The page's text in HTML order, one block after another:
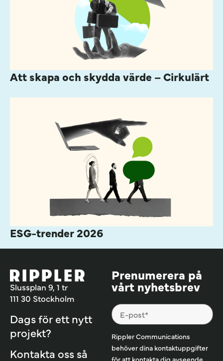
Att skapa och skydda värde – Cirkulärt
ESG-trender 2026
Slussplan 9, 1 tr
111 30 Stockholm
Dags för ett nytt
projekt?
Kontakta oss så
Prenumerera på
vårt nyhetsbrev
Rippler Communications
behöver dina kontaktuppgifter
för att kontakta dig avseende